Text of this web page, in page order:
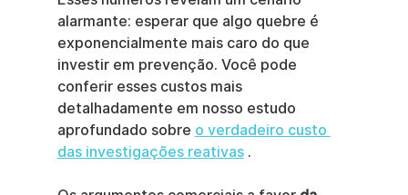
alarmante: esperar que algo quebre é
exponencialmente mais caro do que
investir em prevenção. Você pode
conferir esses custos mais
detalhadamente em nosso estudo
aprofundado sobre o verdadeiro custo
das investigações reativas .